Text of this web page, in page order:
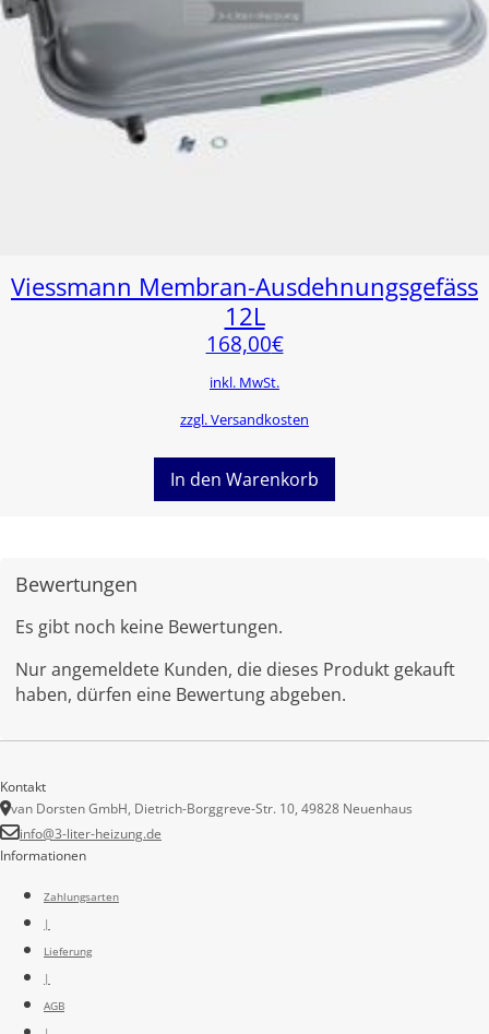
Viessmann Membran-Ausdehnungsgefäss
12L
168,00€
inkl. MwSt.
zzgl. Versandkosten
In den Warenkorb
Bewertungen
Es gibt noch keine Bewertungen.
Nur angemeldete Kunden, die dieses Produkt gekauft
haben, dürfen eine Bewertung abgeben.
Informationen
Zahlungsarten
|
Lieferung
|
AGB
Kontakt
van Dorsten GmbH, Dietrich-Borggreve-Str. 10, 49828 Neuenhaus
info@3-liter-heizung.de